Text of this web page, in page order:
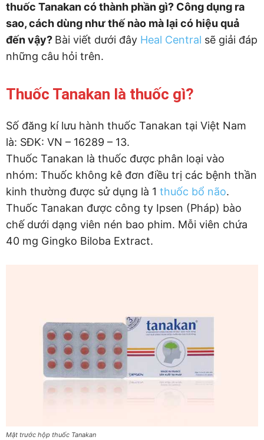
thuốc Tanakan có thành phần gì? Công dụng ra
sao, cách dùng như thế nào mà lại có hiệu quả
đến vậy? Bài viết dưới đây Heal Central sẽ giải đáp
những câu hỏi trên.
Thuốc Tanakan là thuốc gì?
Số đăng kí lưu hành thuốc Tanakan tại Việt Nam
là: SĐK: VN – 16289 – 13.
Thuốc Tanakan là thuốc được phân loại vào
nhóm: Thuốc không kê đơn điều trị các bệnh thần
kinh thường được sử dụng là 1 thuốc bổ não.
Thuốc Tanakan được công ty Ipsen (Pháp) bào
chế dưới dạng viên nén bao phim. Mỗi viên chứa
40 mg Gingko Biloba Extract.
Mặt trước hộp thuốc Tanakan